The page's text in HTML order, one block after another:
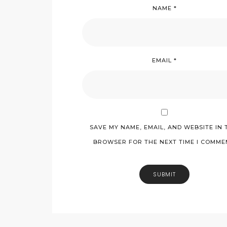
NAME *
EMAIL*
SAVE MY NAME, EMAIL, AND WEBSITE IN
BROWSER FOR THE NEXT TIME I